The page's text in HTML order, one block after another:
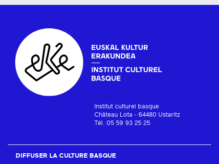
Institut culturel basque
Château Lota - 64480 Ustaritz
Tél. 05 59 93 25 25
DIFFUSER LA CULTURE BASQUE